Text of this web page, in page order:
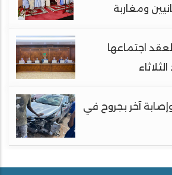
ومغاربة
اجتماعها
آخر بجروح في